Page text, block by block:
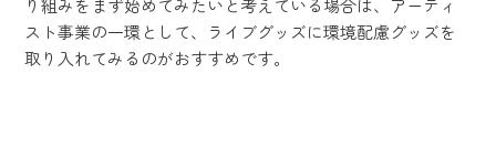
スト事業の一環として、ライブグッズに環境配慮グッズを
取り入れてみるのがおすすめです。